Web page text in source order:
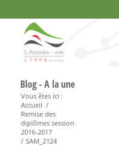
Blog - A la une
Vous êtes ici :
Accueil /
Remise des
diplômes session
2016-2017
/ SAM_2124